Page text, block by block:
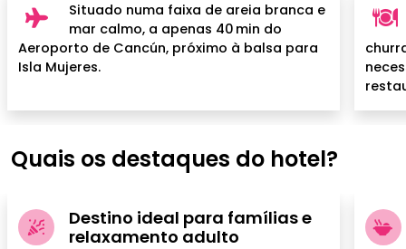
Situado numa faixa de areia branca e
mar calmo, a apenas 40 min do
Aeroporto de Cancún, próximo à balsa para
Isla Mujeres.
Quais os destaques do hotel?
Destino ideal para famílias e
relaxamento adulto